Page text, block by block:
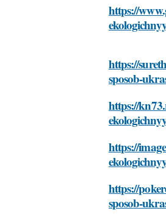
https://
https://
sposob-
https://
https://
https://
sposob-